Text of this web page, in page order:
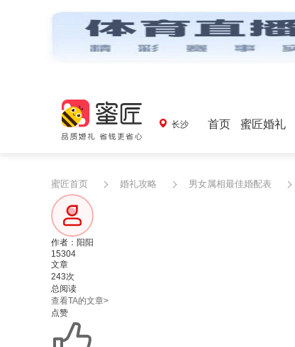
长沙 首页 蜜匠婚礼
蜜匠首页 婚礼攻略 男女属相最佳婚配表
作者：阳阳
15304
文章
243次
总阅读
查看TA的文章>
点赞